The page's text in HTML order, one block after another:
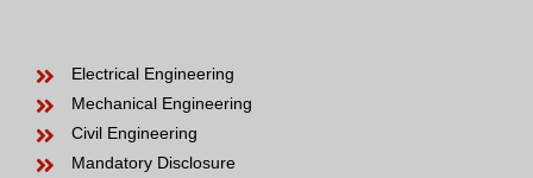
Electrical Engineering
Mechanical Engineering
Civil Engineering
Mandatory Disclosure